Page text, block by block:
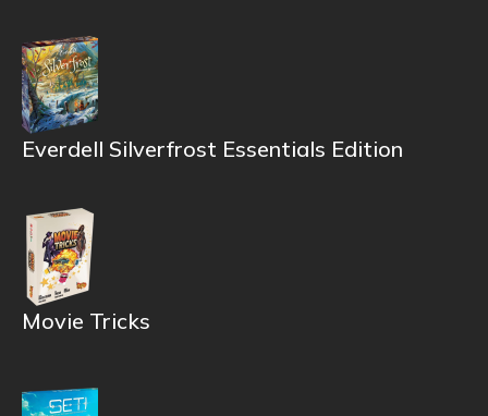
Everdell Silverfrost Essentials Edition
Movie Tricks